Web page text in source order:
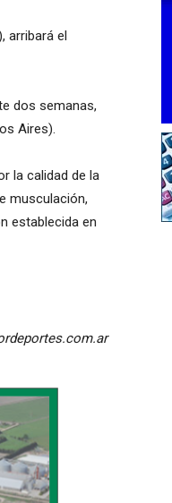
arribará el
dos semanas,
Aires).
la calidad de la
musculación,
establecida en